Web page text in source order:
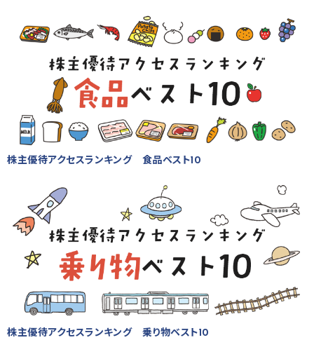
株主優待アクセスランキング 食品ベスト10
株主優待アクセスランキング 乗り物ベスト10